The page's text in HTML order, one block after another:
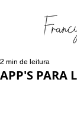
APP'S PARA
2 min de leitura